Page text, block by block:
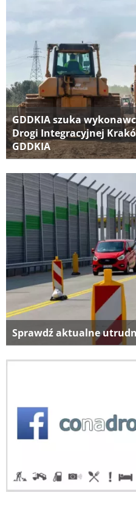
GDDKIA szuka
Drogi Integracyjnej
GDDKIA
Sprawdź aktualne